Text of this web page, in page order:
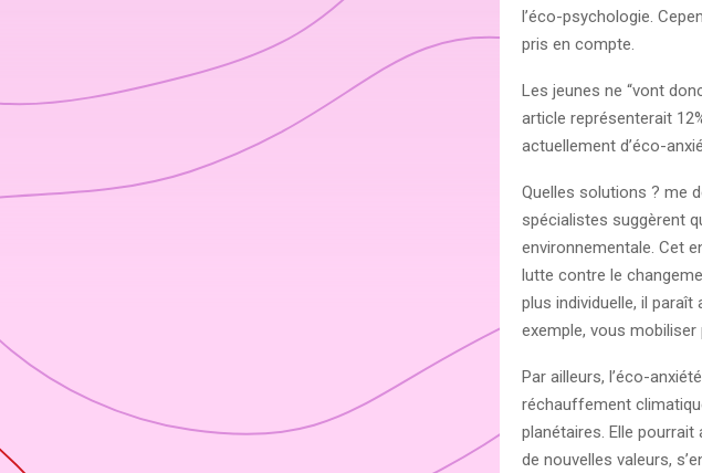
l’éco-psychologie.
pris en compte.
Les jeunes ne “vont
article représenterait
actuellement d’éco-
Quelles solutions ? me
spécialistes suggèrent
environnementale. Cet
lutte contre le
plus individuelle, il
exemple, vous
Par ailleurs, l’éco-
réchauffement
planétaires. Elle
de nouvelles valeurs,